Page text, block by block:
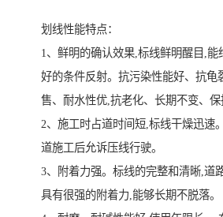
划线性能特点：
1、鲜明的确认效果,标线鲜明醒目,能
好的条件反射。抗污染性能好、抗龟
售、耐水性优,抗老化、长期不变、保
2、施工时占道时间短,标线干燥迅速
道施工后允诉压线行驶。
3、附着力强。标线的完整和清晰,道
具有很强的附着力,能够长期不脱落。